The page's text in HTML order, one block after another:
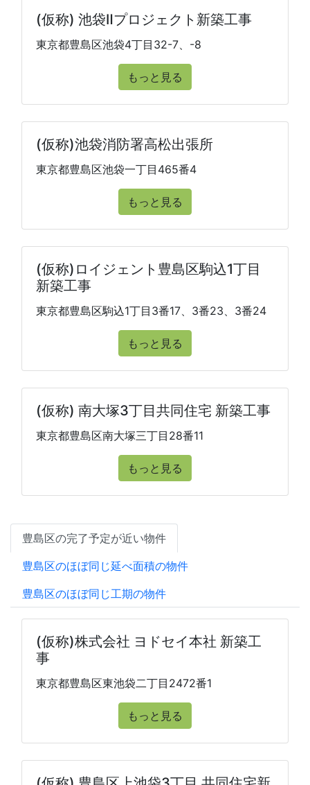
(仮称) 池袋Ⅱプロジェクト新築工事
東京都豊島区池袋4丁目32-7、-8
もっと見る
(仮称)池袋消防署高松出張所
東京都豊島区池袋一丁目465番4
もっと見る
(仮称)ロイジェント豊島区駒込1丁目
新築工事
東京都豊島区駒込1丁目3番17、3番23、3番24
もっと見る
(仮称) 南大塚3丁目共同住宅 新築工事
東京都豊島区南大塚三丁目28番11
もっと見る
豊島区の完了予定が近い物件
豊島区のほぼ同じ延べ面積の物件
豊島区のほぼ同じ工期の物件
(仮称)株式会社 ヨドセイ本社 新築工
事
東京都豊島区東池袋二丁目2472番1
もっと見る